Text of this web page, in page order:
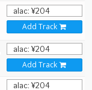
Add Track
Add Track